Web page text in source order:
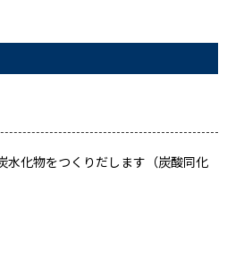
水化物をつくりだします（炭酸同化